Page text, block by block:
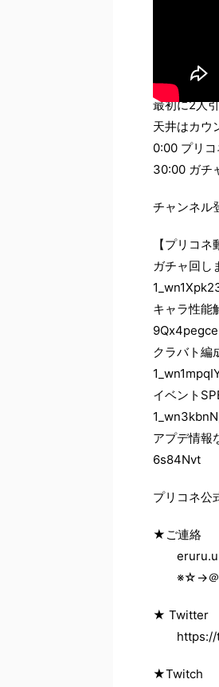
最初に2人
天井はカウ
0:00 プリ
30:00 ガチ
チャンネル
【プリコネ
ガチャ回
キャラ性
9Qx4pegce
クラバト
イベント
アプデ情
6s84Nvt
プリコネ
★ご連絡
※☆→＠に
★ Twitter
https://
★Twitch